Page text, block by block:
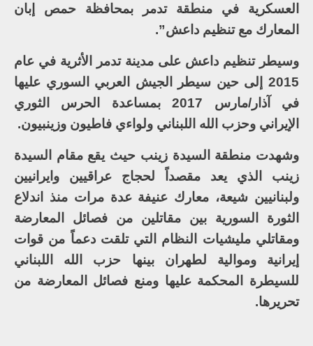
العسكرية في منطقة تدمر بمحافظة حمص إبان
المعارك مع تنظيم داعش”.
وسيطر تنظيم داعش على مدينة تدمر الأثرية في عام
2015 إلى حين سيطر الجيش العربي السوري عليها
في آذار/مارس 2017 بمساعدة الحرس الثوري
الإيراني وحزب الله اللبناني ولواءي فاطيون وزينبيون.
وشهدت منطقة السيدة زينب حيث يقع مقام السيدة
زينب الذي يعد مقصداً لحجاج عراقيين وايرانيين
ولبنانيين شيعة، معارك عنيفة عدة مرات منذ اندلاع
الثورة السورية بين مقاتلين من فصائل المعارضة
ومقاتلي مليشيات النظام التي تلقت دعماً من قوات
إيرانية وموالية لطهران بينها حزب الله اللبناني
للسيطرة المحكمة عليها ومنع فصائل المعارضة من
تحريرها.